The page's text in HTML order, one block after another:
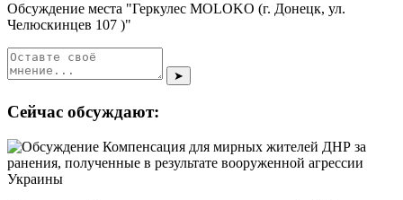
Обсуждение места "Геркулес MOLOKO (г. Донецк, ул.
Челюскинцев 107 )"
➤
Сейчас обсуждают: